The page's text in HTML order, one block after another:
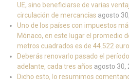
UE, sino beneficiarse de varias
circulación de mercancías agosto
Uno de los países con impuestos
Mónaco, en este lugar el promedio
metros cuadrados es de 44.522
Deberás renovarlo pasado el
adelante, cada tres años agosto 30,
Dicho esto, lo resumimos